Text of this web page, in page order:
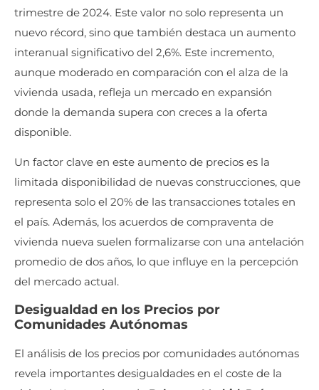
trimestre de 2024. Este valor no solo representa un
nuevo récord, sino que también destaca un aumento
interanual significativo del 2,6%. Este incremento,
aunque moderado en comparación con el alza de la
vivienda usada, refleja un mercado en expansión
donde la demanda supera con creces a la oferta
disponible.
Un factor clave en este aumento de precios es la
limitada disponibilidad de nuevas construcciones, que
representa solo el 20% de las transacciones totales en
el país. Además, los acuerdos de compraventa de
vivienda nueva suelen formalizarse con una antelación
promedio de dos años, lo que influye en la percepción
del mercado actual.
Desigualdad en los Precios por
Comunidades Autónomas
El análisis de los precios por comunidades autónomas
revela importantes desigualdades en el coste de la